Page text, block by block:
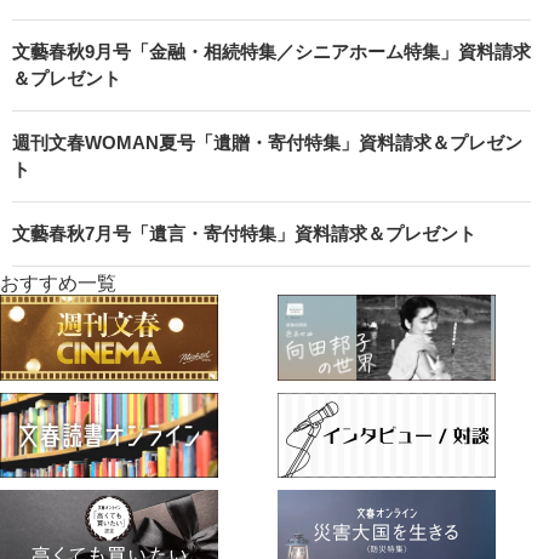
文藝春秋9月号「金融・相続特集／シニアホーム特集」資料請求
＆プレゼント
週刊文春WOMAN夏号「遺贈・寄付特集」資料請求＆プレゼン
ト
文藝春秋7月号「遺言・寄付特集」資料請求＆プレゼント
おすすめ一覧